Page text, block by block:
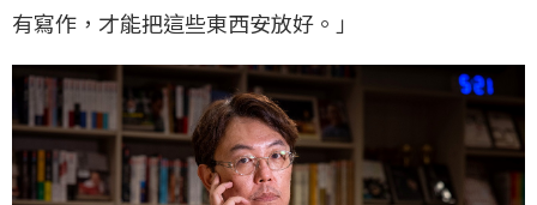
有寫作，才能把這些東西安放好。」